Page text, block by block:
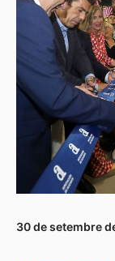
30 de setembre